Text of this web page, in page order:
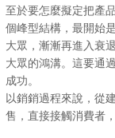
至於要怎麼擬定把產
個峰型結構，最開始
大眾，漸漸再進入衰
大眾的鴻溝。這要通
成功。
以銷銷過程來說，從
售，直接接觸消費者